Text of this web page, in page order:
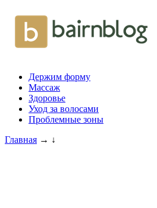
Держим форму
Массаж
Здоровье
Уход за волосами
Проблемные зоны
Главная → ↓